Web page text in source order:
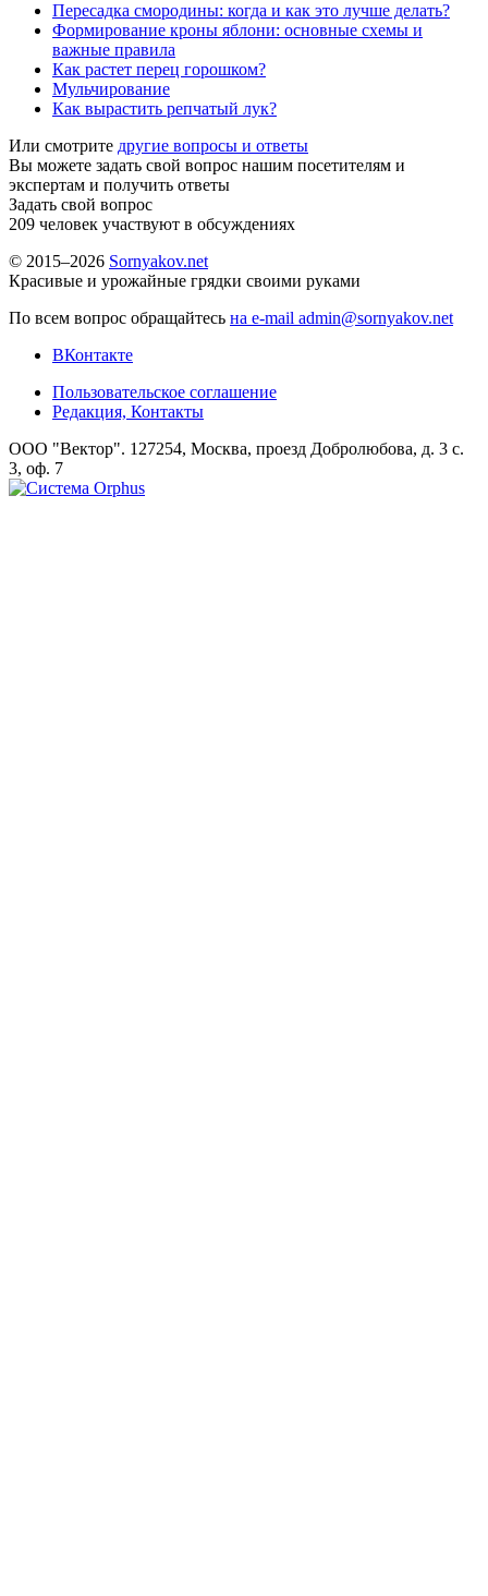
Пересадка смородины: когда и как это лучше делать?
Формирование кроны яблони: основные схемы и
важные правила
Как растет перец горошком?
Мульчирование
Как вырастить репчатый лук?
Или смотрите другие вопросы и ответы
Вы можете задать свой вопрос нашим посетителям и
экспертам и получить ответы
Задать свой вопрос
209 человек участвуют в обсуждениях
© 2015–2026 Sornyakov.net
Красивые и урожайные грядки своими руками
По всем вопрос обращайтесь на e-mail admin@sornyakov.net
ВКонтакте
Пользовательское соглашение
Редакция, Контакты
ООО "Вектор". 127254, Москва, проезд Добролюбова, д. 3 с.
3, оф. 7